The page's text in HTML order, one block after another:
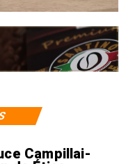
Campillai-